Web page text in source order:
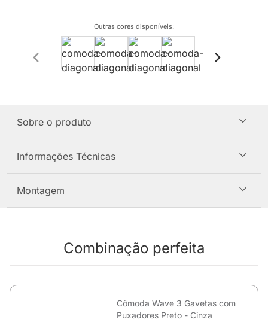
Outras cores disponíveis:
Sobre o produto
Informações Técnicas
Montagem
Combinação perfeita
Cômoda Wave 3 Gavetas com
Puxadores Preto - Cinza